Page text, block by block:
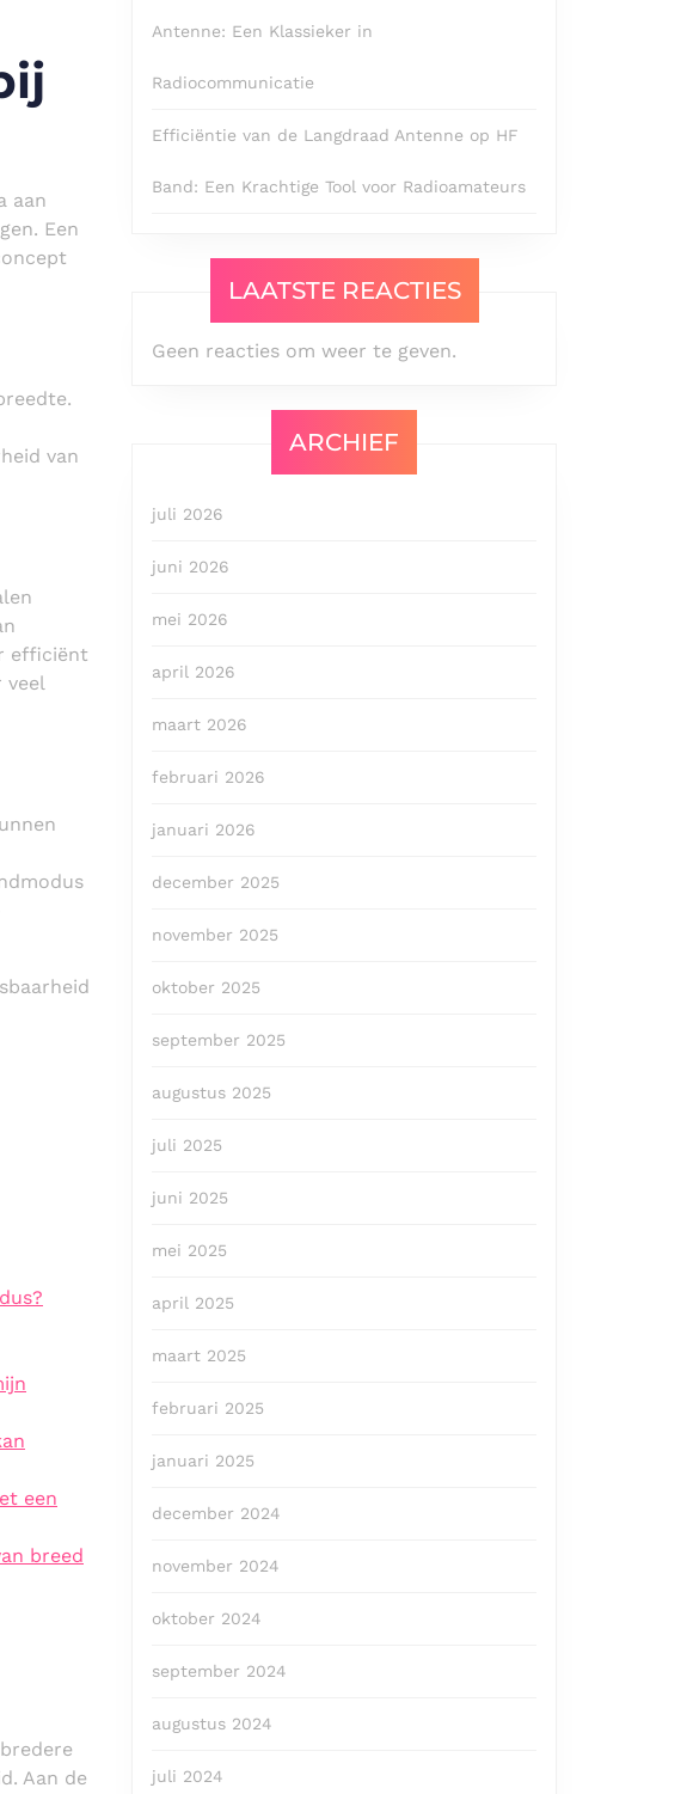
aan
Een
van
efficiënt
veel
een
breed
Aan de
Antenne: Een Klassieker in
Radiocommunicatie
Efficiëntie van de Langdraad Antenne op HF
Band: Een Krachtige Tool voor Radioamateurs
LAATSTE REACTIES
Geen reacties om weer te geven.
ARCHIEF
juli 2026
juni 2026
mei 2026
april 2026
maart 2026
februari 2026
januari 2026
december 2025
november 2025
oktober 2025
september 2025
augustus 2025
juli 2025
juni 2025
mei 2025
april 2025
maart 2025
februari 2025
januari 2025
december 2024
november 2024
oktober 2024
september 2024
augustus 2024
juli 2024